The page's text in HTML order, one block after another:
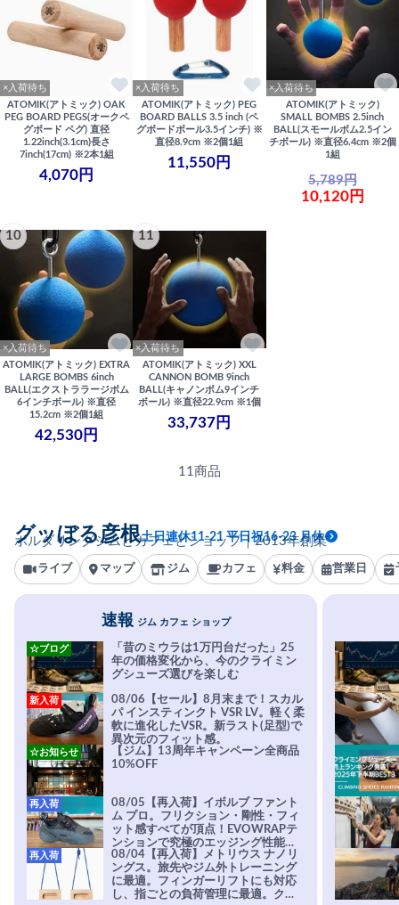
×入荷待ち
ATOMIK(アトミック) OAK
PEG BOARD PEGS(オークペ
グボード ペグ) 直径
1.22inch(3.1cm)長さ
7inch(17cm) ※2本1組
4,070円
×入荷待ち
ATOMIK(アトミック) PEG
BOARD BALLS 3.5 inch (ペ
グボードボール3.5インチ) ※
直径8.9cm ※2個1組
11,550円
×入荷待ち
ATOMIK(アトミック)
SMALL BOMBS 2.5inch
BALL(スモールボム2.5イン
チボール) ※直径6.4cm ※2個
1組
5,789円
10,120円
10
×入荷待ち
ATOMIK(アトミック) EXTRA
LARGE BOMBS 6inch
BALL(エクストララージボム
6インチボール) ※直径
15.2cm ※2個1組
42,530円
11
×入荷待ち
ATOMIK(アトミック) XXL
CANNON BOMB 9inch
BALL(キャノンボム9インチ
ボール) ※直径22.9cm ※1個
33,737円
11商品
ボルダリングジムとカフェとショップ｜2013年創業
グッぼる彦根土日連休11-21 平日祝16-23 月休
ライブ マップ ジム カフェ 料金 営業日
速報 ジム カフェ ショップ
「昔のミウラは1万円台だった」25
年の価格変化から、今のクライミン
グシューズ選びを楽しむ
☆ブログ
08/06【セール】8月末まで！スカル
パ インスティンクト VSR LV。軽く柔
軟に進化したVSR。新ラスト(足型)で
異次元のフィット感。
新入荷
【ジム】13周年キャンペーン全商品
10%OFF
☆お知らせ
08/05【再入荷】イボルブ ファント
ム プロ。フリクション・剛性・フィ
ット感すべてが頂点！EVOWRAPテ
ンションで究極のエッジング性能を
実現。進化系ラバーEvo-74はTRAX
を凌駕する粘着力で極小ホールドに
安心感。
再入荷
08/04【再入荷】メトリウス ナノリ
ングス。旅先やジム外トレーニング
に最適。フィンガーリフトにも対応
し、指ごとの負荷管理に最適。クラ
再入荷